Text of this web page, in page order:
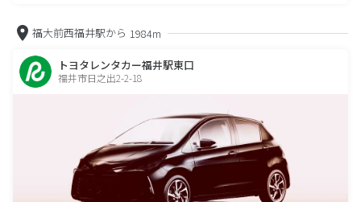
福大前西福井駅から 1984m
トヨタレンタカー福井駅東口
福井市日之出2-2-18